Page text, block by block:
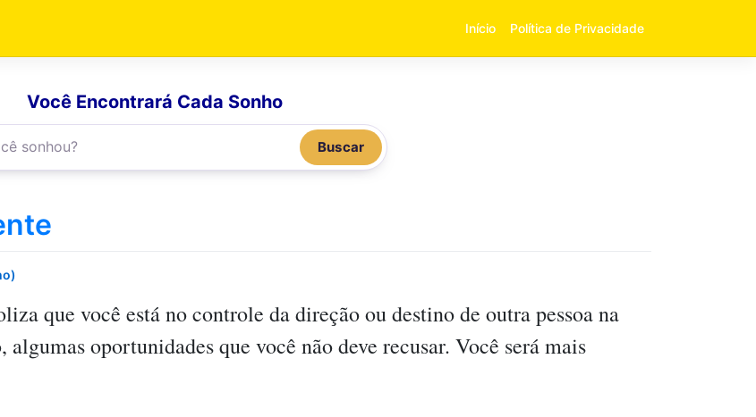
Início Política de Privacidade
Você Encontrará Cada Sonho
Buscar
que você está no controle da direção ou destino de outra pessoa na
oportunidades que você não deve recusar. Você será mais